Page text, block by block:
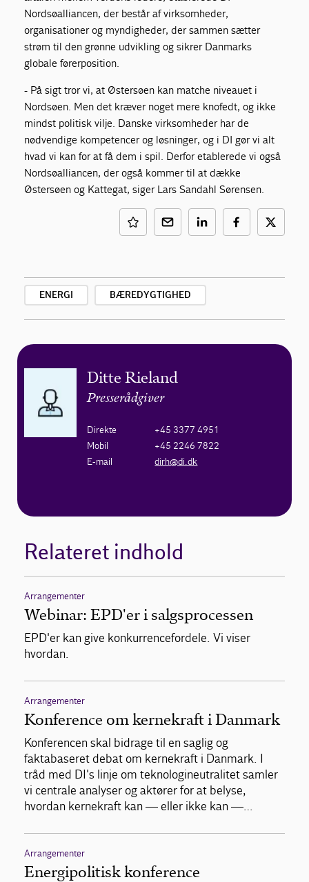
Nordsøalliancen, der består af virksomheder,
organisationer og myndigheder, der sammen sætter
strøm til den grønne udvikling og sikrer Danmarks
globale førerposition.
- På sigt tror vi, at Østersøen kan matche niveauet i
Nordsøen. Men det kræver noget mere knofedt, og ikke
mindst politisk vilje. Danske virksomheder har de
nødvendige kompetencer og løsninger, og i DI gør vi alt
hvad vi kan for at få dem i spil. Derfor etablerede vi også
Nordsøalliancen, der også kommer til at dække
Østersøen og Kattegat, siger Lars Sandahl Sørensen.
ENERGI BÆREDYGTIGHED
Ditte Rieland
Presserådgiver
Direkte
+45 3377 4951
Mobil
+45 2246 7822
E-mail
dirh@di.dk
Relateret indhold
Arrangementer
Webinar: EPD'er i salgsprocessen
EPD'er kan give konkurrencefordele. Vi viser
hvordan.
Arrangementer
Konference om kernekraft i Danmark
Konferencen skal bidrage til en saglig og
faktabaseret debat om kernekraft i Danmark. I
tråd med DI's linje om teknologineutralitet samler
vi centrale analyser og aktører for at belyse,
hvordan kernekraft kan — eller ikke kan —…
Arrangementer
Energipolitisk konference